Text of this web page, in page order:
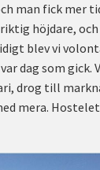
man fick mer
höjdare,
blev vi
dag som gick.
drog till
mera.